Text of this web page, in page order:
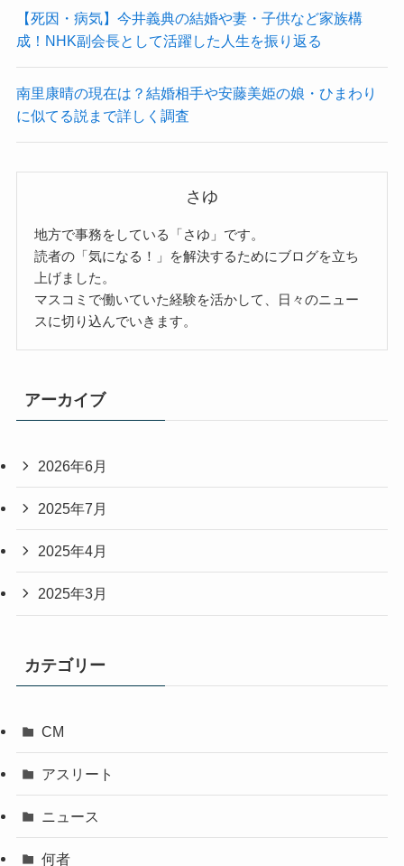
【死因・病気】今井義典の結婚や妻・子供など家族構
成！NHK副会長として活躍した人生を振り返る
南里康晴の現在は？結婚相手や安藤美姫の娘・ひまわり
に似てる説まで詳しく調査
さゆ
地方で事務をしている「さゆ」です。
読者の「気になる！」を解決するためにブログを立ち
上げました。
マスコミで働いていた経験を活かして、日々のニュー
スに切り込んでいきます。
アーカイブ
2026年6月
2025年7月
2025年4月
2025年3月
カテゴリー
CM
アスリート
ニュース
何者